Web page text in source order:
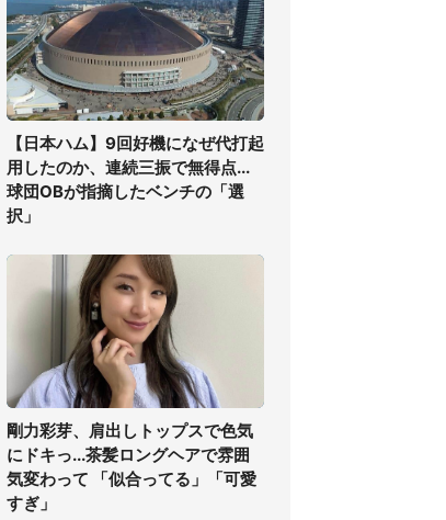
【日本ハム】9回好機になぜ代打起
用したのか、連続三振で無得点...
球団OBが指摘したベンチの「選
択」
剛力彩芽、肩出しトップスで色気
にドキっ...茶髪ロングヘアで雰囲
気変わって 「似合ってる」「可愛
すぎ」